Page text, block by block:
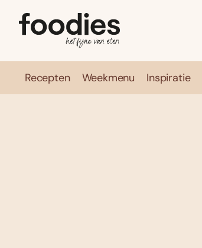
Recepten Weekmenu Inspiratie